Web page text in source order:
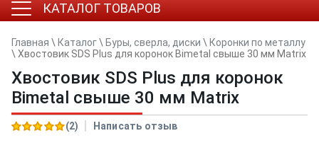
КАТАЛОГ ТОВАРОВ
Главная \ Каталог\ Буры, сверла, диски \ Коронки по металлу
\ Хвостовик SDS Plus для коронок Bimetal свыше 30 мм Matrix
Хвостовик SDS Plus для коронок
Bimetal свыше 30 мм Matrix
(2) Написать отзыв